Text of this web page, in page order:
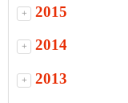
+ 2015
+ 2014
+ 2013